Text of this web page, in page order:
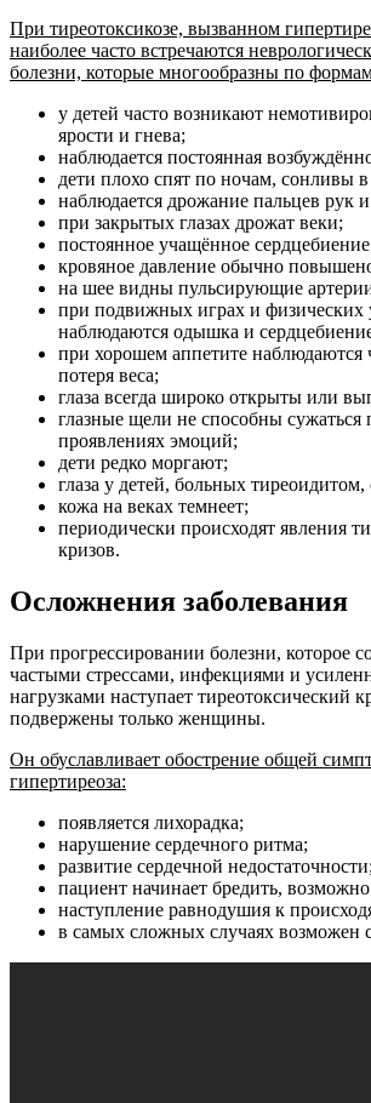
При тиреотоксикозе, вызванном
наиболее часто встречаются
болезни, которые многообразны по
у детей часто возникают
ярости и гнева;
наблюдается постоянная
дети плохо спят по ночам, сонливы
наблюдается дрожание пальцев рук
при закрытых глазах дрожат веки;
постоянное учащённое
кровяное давление обычно
на шее видны пульсирующие
при подвижных играх и физических
наблюдаются одышка и
при хорошем аппетите наблюдаются
потеря веса;
глаза всегда широко открыты или
глазные щели не способны сужаться
проявлениях эмоций;
дети редко моргают;
глаза у детей, больных тиреоидитом,
кожа на веках темнеет;
периодически происходят явления
кризов.
Осложнения заболевания
При прогрессировании болезни, которое
частыми стрессами, инфекциями и
нагрузками наступает тиреотоксический
подвержены только женщины.
Он обуславливает обострение общей
гипертиреоза:
появляется лихорадка;
нарушение сердечного ритма;
развитие сердечной недостаточности;
пациент начинает бредить,
наступление равнодушия к
в самых сложных случаях возможен